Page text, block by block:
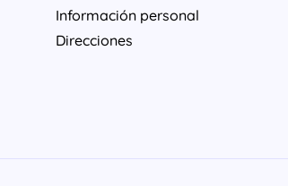
Información personal
Direcciones